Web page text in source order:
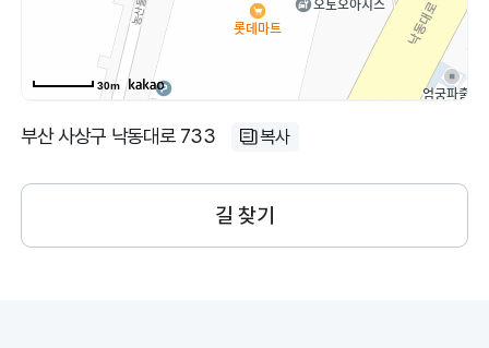
30m
부산 사상구 낙동대로 733 복사
길 찾기